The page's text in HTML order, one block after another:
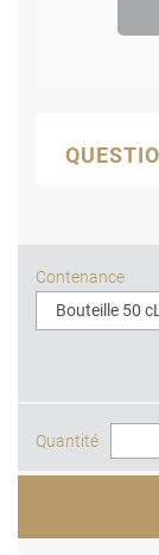
Contenance
Quantité